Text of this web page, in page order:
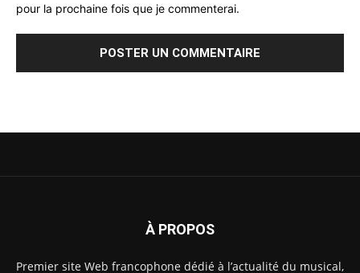
pour la prochaine fois que je commenterai.
À PROPOS
Premier site Web francophone dédié à l’actualité du musical,